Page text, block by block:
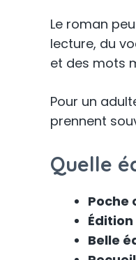
Le roman
lecture, du
et des mots
Pour un
prennent
Quelle
Poche
Belle